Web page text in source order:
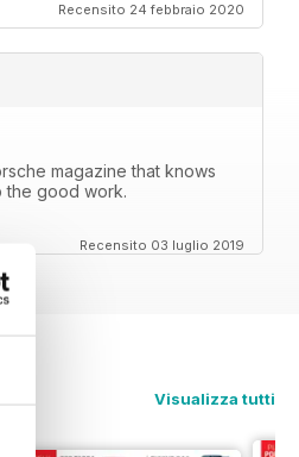
Recensito 24 febbraio 2020
magazine that knows
the good work.
Recensito 03 luglio 2019
Visualizza tutti